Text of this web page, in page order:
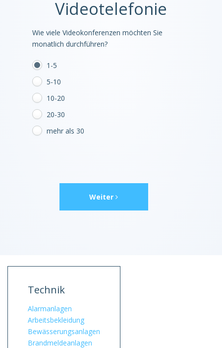
Videotelefonie
Wie viele Videokonferenzen möchten Sie
monatlich durchführen?
1-5
5-10
10-20
20-30
mehr als 30
Weiter
Technik
Alarmanlagen
Arbeitsbekleidung
Bewässerungsanlagen
Brandmeldeanlagen